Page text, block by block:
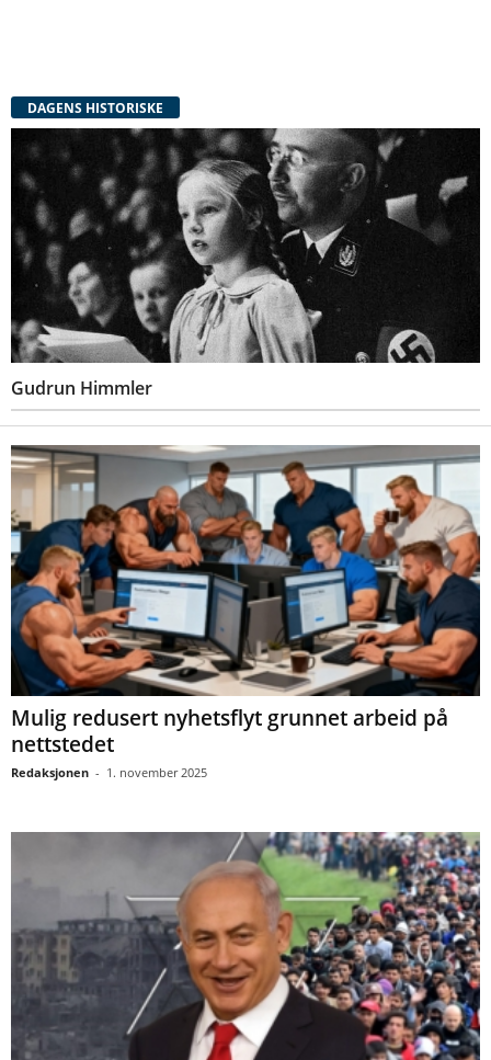
DAGENS HISTORISKE
Gudrun Himmler
Mulig redusert nyhetsflyt grunnet arbeid på
nettstedet
Redaksjonen - 1. november 2025